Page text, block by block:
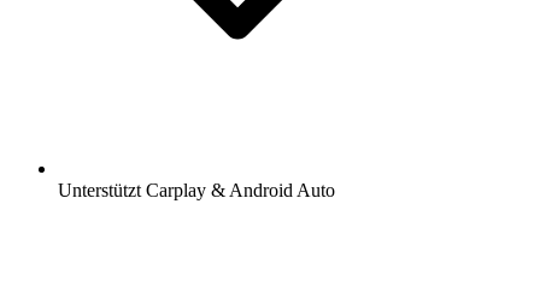
Unterstützt Carplay & Android Auto